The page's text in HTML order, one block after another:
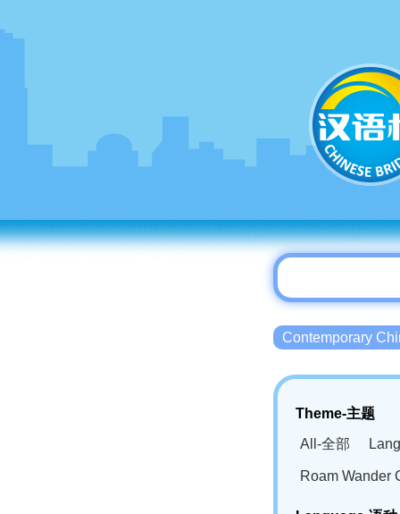
Contemporary
Theme-主题
All-全部
Roam Wander